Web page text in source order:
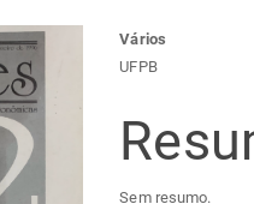
do
artigo
Vários
UFPB
Sem resumo.